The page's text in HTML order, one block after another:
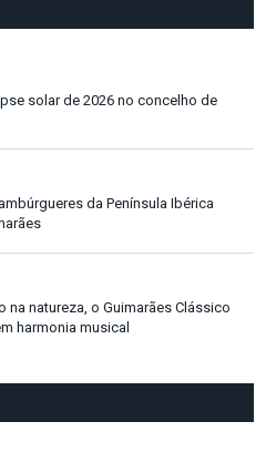
solar de 2026 no concelho de
da Península Ibérica
na natureza, o Guimarães Clássico
harmonia musical